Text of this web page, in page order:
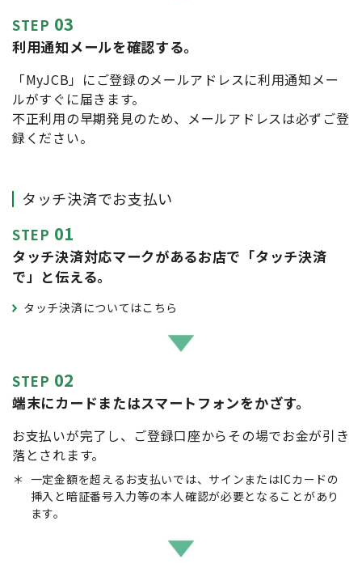
STEP 03
利用通知メールを確認する。
「MyJCB」にご登録のメールアドレスに利用通知メー
ルがすぐに届きます。
不正利用の早期発見のため、メールアドレスは必ずご登
録ください。
タッチ決済でお支払い
STEP 01
タッチ決済対応マークがあるお店で「タッチ決済
で」と伝える。
タッチ決済についてはこちら
STEP 02
端末にカードまたはスマートフォンをかざす。
お支払いが完了し、ご登録口座からその場でお金が引き
落とされます。
＊ 一定金額を超えるお支払いでは、サインまたはICカードの
挿入と暗証番号入力等の本人確認が必要となることがあり
ます。